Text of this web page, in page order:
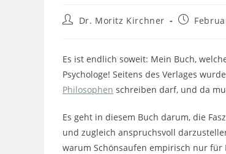
Beitrags-
Dr. Moritz Kirchner
Beitrag
Es ist endlich soweit: Mein Buch,
Psychologe! Seitens des Verlages
Philosophen schreiben darf, und da
Es geht in diesem Buch darum, die
und zugleich anspruchsvoll
warum Schönsaufen empirisch nur